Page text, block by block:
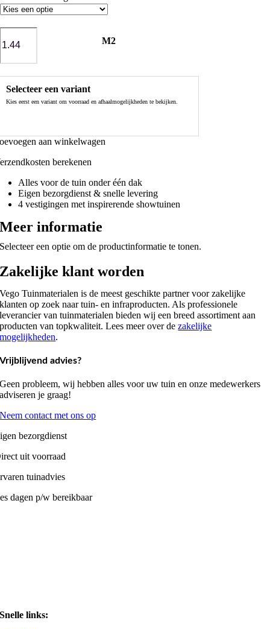
M2
Selecteer een variant
Kies eerst een variant om voorraad en afhaalmogelijkheden te bekijken.
aan winkelwagen
berekenen
Alles voor de tuin onder één dak
Eigen bezorgdienst & snelle levering
4 vestigingen met inspirerende showtuinen
Meer informatie
Selecteer een optie om de productinformatie te tonen.
Zakelijke klant worden
Vego Tuinmaterialen is de meest geschikte partner voor zakelijke
klanten op zoek naar tuin- en infraproducten. Als professionele
leverancier van tuinmaterialen bieden wij een breed assortiment aan
producten van topkwaliteit. Lees meer over dezakelijke
mogelijkheden.
Vrijblijvend advies?
Geen probleem, wij hebben alles voor uw tuin en onze medewerkers
adviseren je graag!
Neem contact met ons op
bezorgdienst
uit voorraad
tuinadvies
dagen p/w bereikbaar
Snelle links: